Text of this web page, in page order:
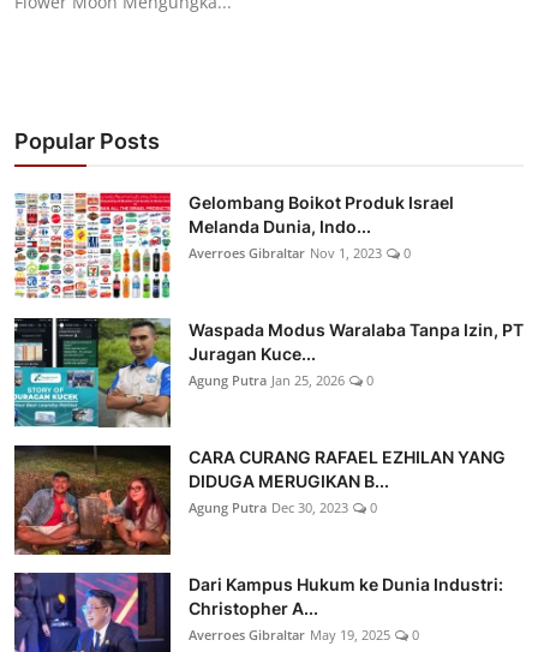
Popular Posts
Gelombang Boikot Produk Israel
Melanda Dunia, Indo...
Averroes Gibraltar Nov 1, 2023 0
Waspada Modus Waralaba Tanpa Izin, PT
Juragan Kuce...
Agung Putra Jan 25, 2026 0
CARA CURANG RAFAEL EZHILAN YANG
DIDUGA MERUGIKAN B...
Agung Putra Dec 30, 2023 0
Dari Kampus Hukum ke Dunia Industri:
Christopher A...
Averroes Gibraltar May 19, 2025 0